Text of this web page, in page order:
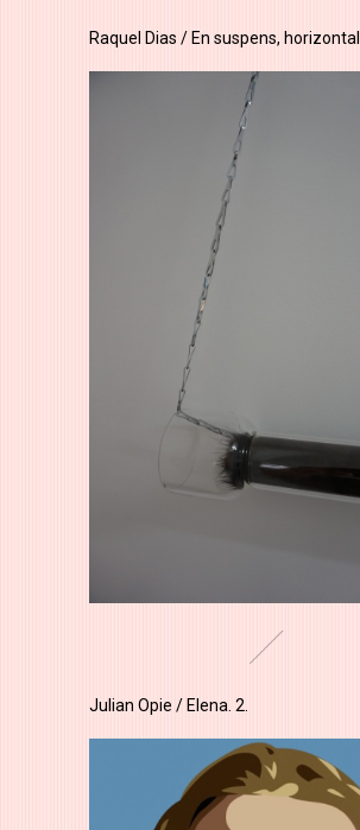
Raquel Dias / En suspens, horizontal
Julian Opie / Elena. 2.